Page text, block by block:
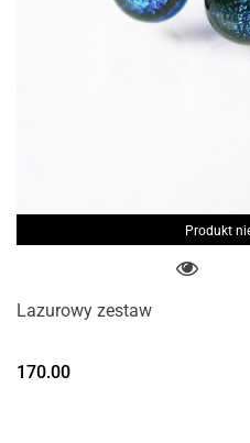
Produkt
Lazurowy zestaw
170.00